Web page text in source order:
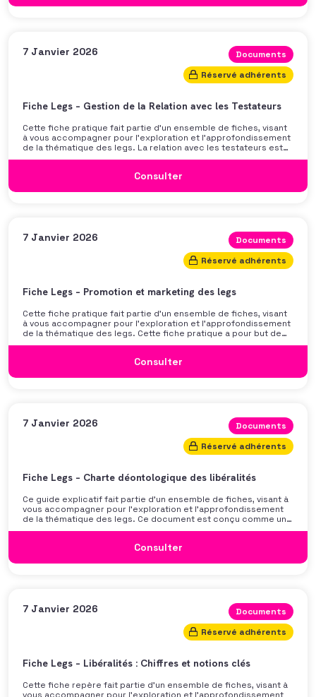
7 Janvier 2026
Documents
Réservé adhérents
Fiche Legs – Gestion de la Relation avec les Testateurs
Cette fiche pratique fait partie d’un ensemble de fiches, visant
à vous accompagner pour l’exploration et l’approfondissement
de la thématique des legs. La relation avec les testateurs est
une relation de confiance, souvent longue, parfois silencieuse,
professionnelle exigeante, une écoute fine et une capacité à
Consulter
7 Janvier 2026
Documents
Réservé adhérents
Fiche Legs – Promotion et marketing des legs
Cette fiche pratique fait partie d’un ensemble de fiches, visant
à vous accompagner pour l’exploration et l’approfondissement
de la thématique des legs. Cette fiche pratique a pour but de
vous donner des repères clairs et des conseils concrets pour
Pas de jargon compliqué : juste des outils, des exemples et des
Consulter
7 Janvier 2026
Documents
Réservé adhérents
Fiche Legs – Charte déontologique des libéralités
Ce guide explicatif fait partie d’un ensemble de fiches, visant à
vous accompagner pour l’exploration et l’approfondissement
de la thématique des legs. Ce document est conçu comme un
guide pour vous permettre de créer votre propre charte
parties expliquées et plus ou moins essentielles (rouge >
Consulter
7 Janvier 2026
Documents
Réservé adhérents
Fiche Legs – Libéralités : Chiffres et notions clés
Cette fiche repère fait partie d’un ensemble de fiches, visant à